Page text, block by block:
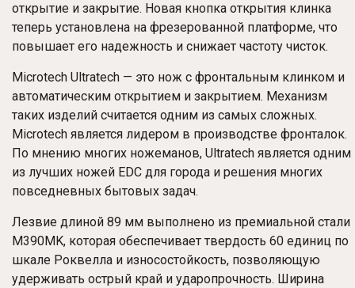
открытие и закрытие. Новая кнопка открытия клинка
теперь установлена на фрезерованной платформе, что
повышает его надежность и снижает частоту чисток.
Microtech Ultratech — это нож с фронтальным клинком и
автоматическим открытием и закрытием. Механизм
таких изделий считается одним из самых сложных.
Microtech является лидером в производстве фронталок.
По мнению многих ножеманов, Ultratech является одним
из лучших ножей EDC для города и решения многих
повседневных бытовых задач.
Лезвие длиной 89 мм выполнено из премиальной стали
M390MK, которая обеспечивает твердость 60 единиц по
шкале Роквелла и износостойкость, позволяющую
удерживать острый край и ударопрочность. Ширина